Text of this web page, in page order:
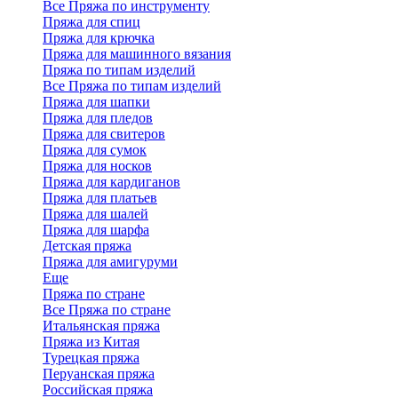
Все Пряжа по инструменту
Пряжа для спиц
Пряжа для крючка
Пряжа для машинного вязания
Пряжа по типам изделий
Все Пряжа по типам изделий
Пряжа для шапки
Пряжа для пледов
Пряжа для свитеров
Пряжа для сумок
Пряжа для носков
Пряжа для кардиганов
Пряжа для платьев
Пряжа для шалей
Пряжа для шарфа
Детская пряжа
Пряжа для амигуруми
Еще
Пряжа по стране
Все Пряжа по стране
Итальянская пряжа
Пряжа из Китая
Турецкая пряжа
Перуанская пряжа
Российская пряжа